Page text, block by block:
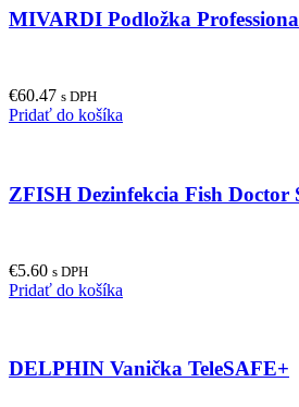
MIVARDI Podložka
€60.47 s DPH
Pridať do košíka
ZFISH Dezinfekcia Fish Doctor
€5.60 s DPH
Pridať do košíka
DELPHIN Vanička TeleSAFE+